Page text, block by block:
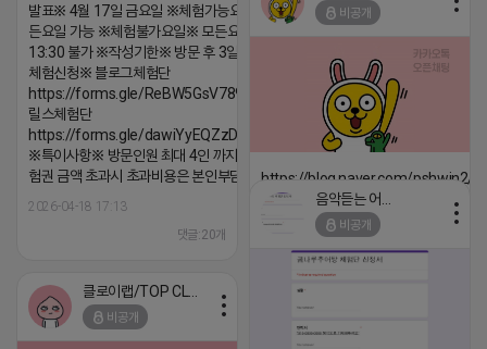
발표※ 4월 17일 금요일 ※체험가능요일※ 모
든요일 가능 ※체험불가요일※ 모든요일 12 ~
13:30 불가 ※작성기한※ 방문 후 3일 이내 ※
체험신청※ 블로그체험단
https://forms.gle/ReBW5GsV789ur2Pz6
릴스체험단
https://forms.gle/dawiYyEQZzDdqf8W8
※특이사항※ 방문인원 최대 4인 까지 가능 체
험권 금액 초과시 초과비용은 본인부담입니다.
2026-04-18 17:13
댓글:20개
비공개
https://blog.naver.com/pshwin2/
2026-04-18 17:12
비공개
비공개